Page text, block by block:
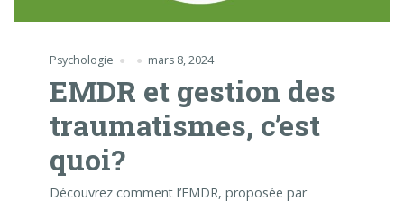
Psychologie mars 8, 2024
EMDR et gestion des
traumatismes, c’est
quoi?
Découvrez comment l’EMDR, proposée par